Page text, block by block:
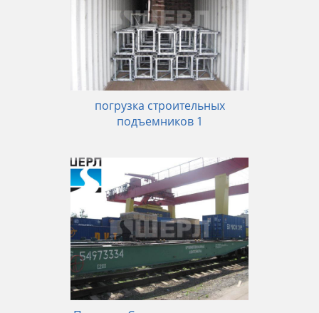
погрузка строительных
подъемников 1